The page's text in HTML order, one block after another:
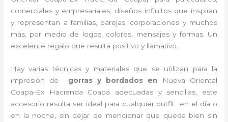
comerciales y empresariales, diseños infinitos que inspiran
y representan a familias, parejas, corporaciones y muchos
más, por medio de logos, colores, mensajes y formas. Un
excelente regalo que resulta positivo y llamativo.
Hay varias técnicas y materiales que se utilizan para la
impresión de gorras y bordados en
Nueva Oriental
Coapa-Ex Hacienda Coapa adecuadas y sencillas, este
accesorio resulta ser ideal para cualquier outfit en el día o
en la noche, sin dejar de mencionar que queda bien sin